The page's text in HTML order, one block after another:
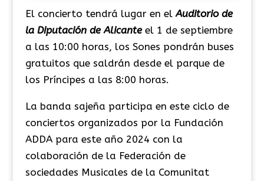
El concierto tendrá lugar en elAuditorio de
la Diputación de Alicanteel 1 de septiembre
a las 10:00 horas, los Sones pondrán buses
gratuitos que saldrán desde el parque de
los Príncipes a las 8:00 horas.
La banda sajeña participa en este ciclo de
conciertos organizados por la Fundación
ADDA para este año 2024 con la
colaboración de la Federación de
sociedades Musicales de la Comunitat